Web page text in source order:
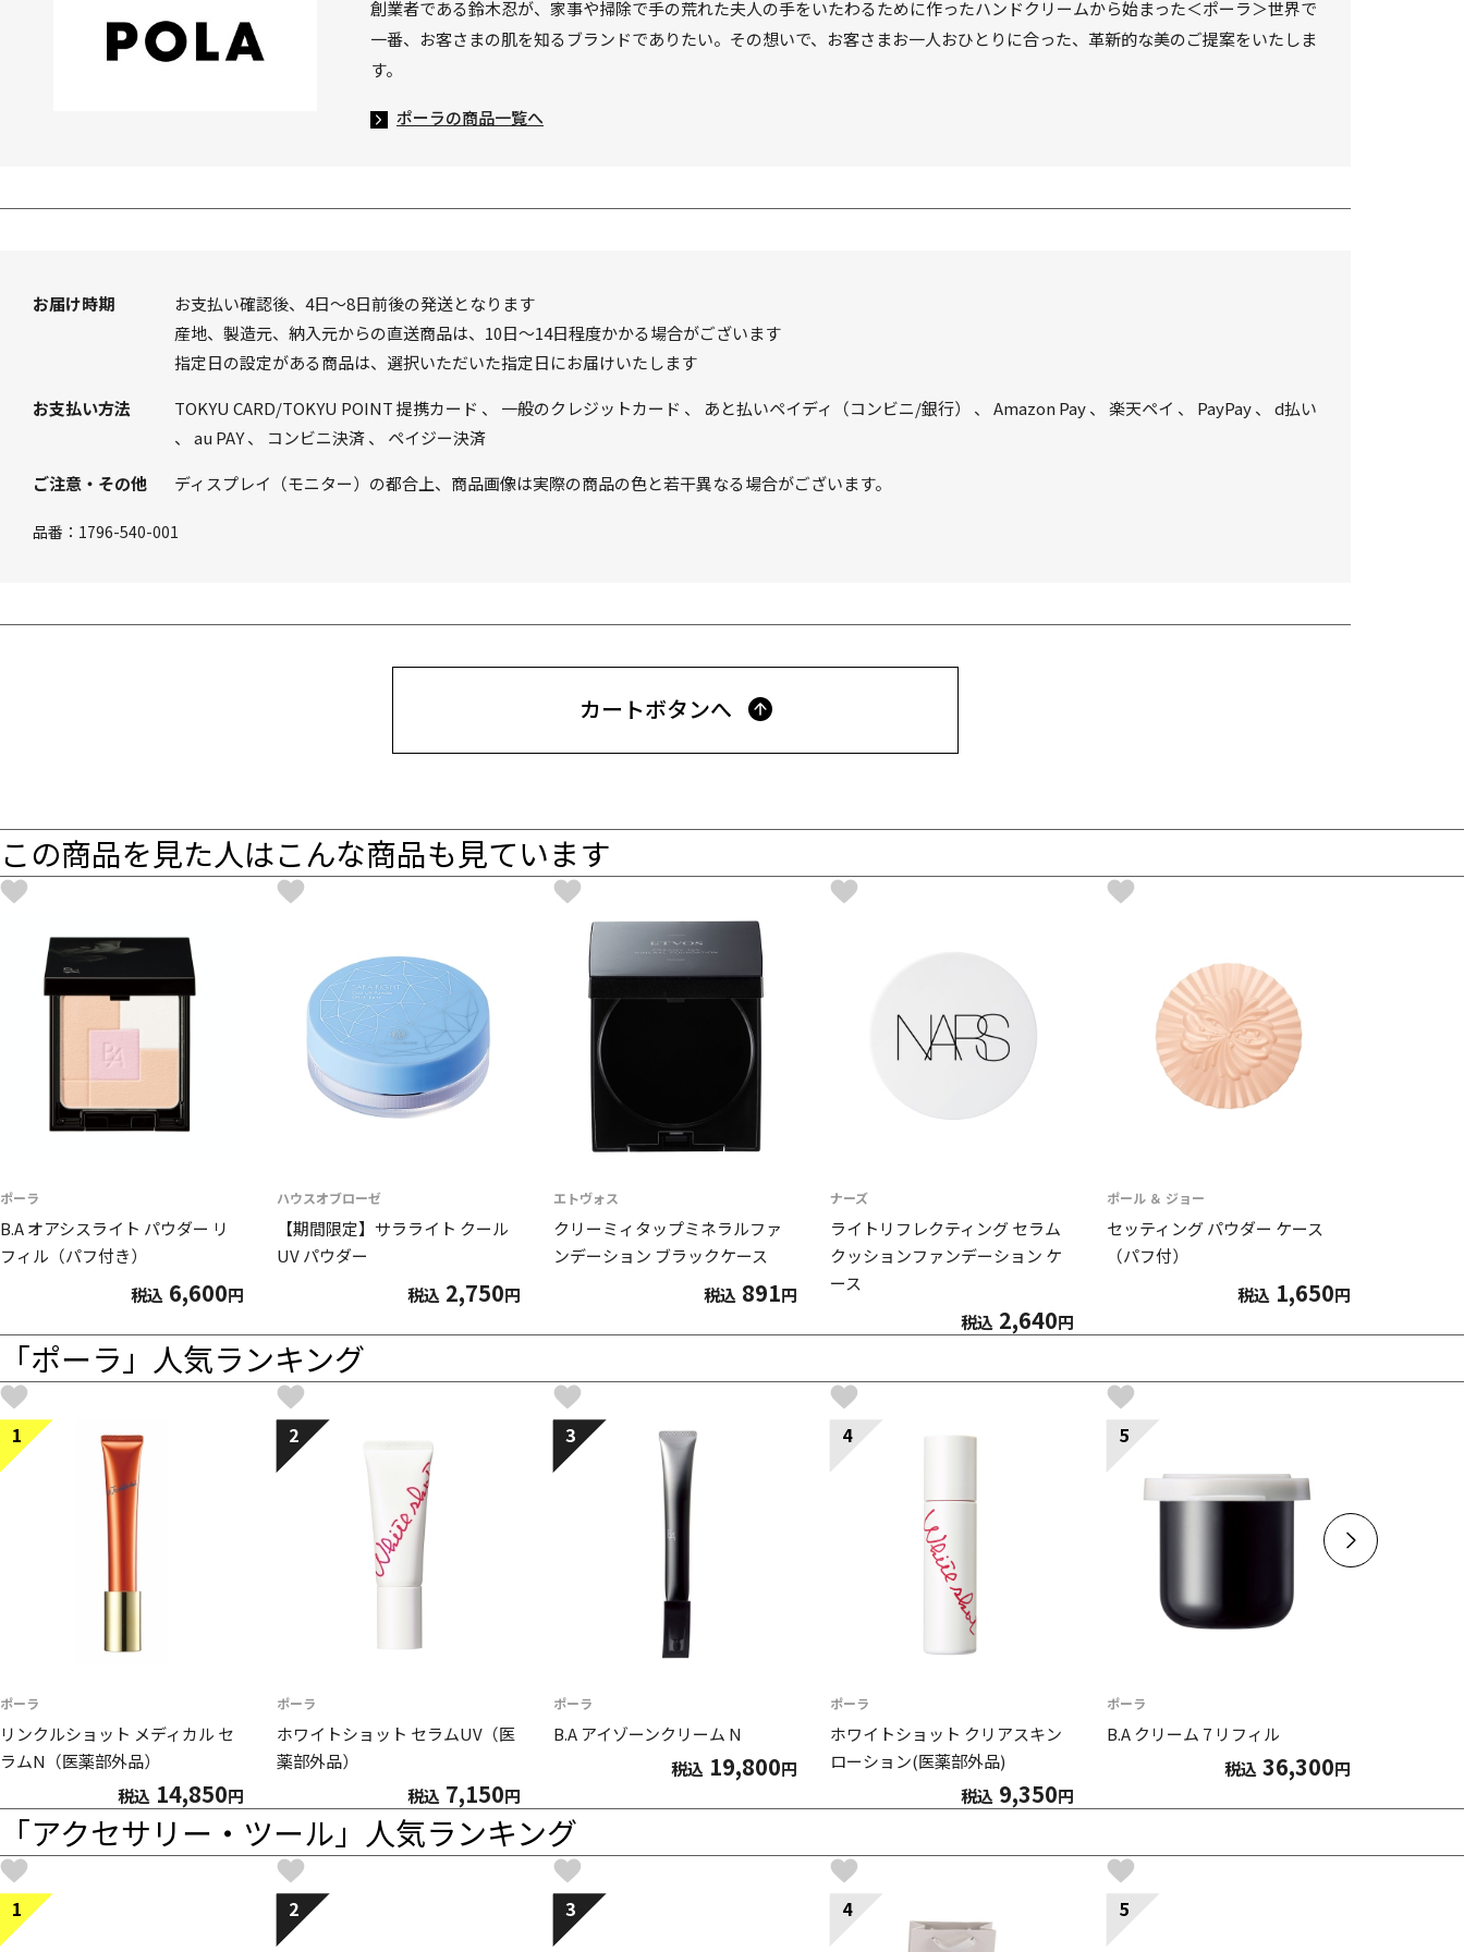
創業者である鈴木忍が、家事や掃除で手の荒れた夫人の手をいたわるために作ったハンドクリームから始まった＜ポーラ＞世界で
一番、お客さまの肌を知るブランドでありたい。その想いで、お客さまお一人おひとりに合った、革新的な美のご提案をいたしま
す。
ポーラの商品一覧へ
お届け時期
お支払い確認後、4日～8日前後の発送となります
産地、製造元、納入元からの直送商品は、10日～14日程度かかる場合がございます
指定日の設定がある商品は、選択いただいた指定日にお届けいたします
お支払い方法
TOKYU CARD/TOKYU POINT 提携カード 、 一般のクレジットカード 、 あと払いペイディ（コンビニ/銀行） 、 Amazon Pay、 楽天ペイ 、 PayPay、 d払い
、 au PAY、 コンビニ決済、 ペイジー決済
ご注意・その他
ディスプレイ（モニター）の都合上、商品画像は実際の商品の色と若干異なる場合がございます。
品番： 1796-540-001
カートボタンへ
この商品を見た人はこんな商品も見ています
ポーラ
B.A オアシスライト パウダー リ
フィル（パフ付き）
税込 6,600円
ハウスオブローゼ
【期間限定】サラライト クール
UV パウダー
税込 2,750円
エトヴォス
クリーミィタップミネラルファ
ンデーション ブラックケース
税込 891円
ナーズ
ライトリフレクティング セラム
クッションファンデーション ケ
ース
税込 2,640円
ポール ＆ ジョー
セッティング パウダー ケース
（パフ付）
税込 1,650円
「ポーラ」人気ランキング
1
ポーラ
リンクルショット メディカル セ
ラムN（医薬部外品）
税込 14,850円
2
ポーラ
ホワイトショット セラムUV（医
薬部外品）
税込 7,150円
3
ポーラ
B.A アイゾーンクリーム N
税込 19,800円
4
ポーラ
ホワイトショット クリアスキン
ローション(医薬部外品)
税込 9,350円
5
ポーラ
B.A クリーム 7 リフィル
税込 36,300円
「アクセサリー・ツール」人気ランキング
1 2 3 4 5